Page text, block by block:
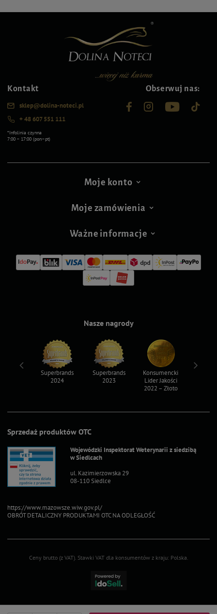
Kontakt
sklep@dolina-noteci.pl
+ 48 607 551 111
*Infolinia czynna
7:00 – 17:00 (pon–pt)
Obserwuj nas:
Moje konto
Moje zamówienia
Ważne informacje
Sprzedaż produktów OTC
Wojewódzki Inspektorat Weterynarii z siedzibą
w Siedlcach
ul. Kazimierzowska 29
08-110 Siedlce
https://www.mazowsze.wiw.gov.pl/
OBRÓT DETALICZNY PRODUKTAMI OTC NA ODLEGŁOŚĆ
Nasze nagrody
Superbrands
2024
Superbrands
2023
Konsumencki
Lider Jakości
2022 – Złoto
Ceny brutto (z VAT). Stawki VAT dla konsumentów z kraju: Polska.